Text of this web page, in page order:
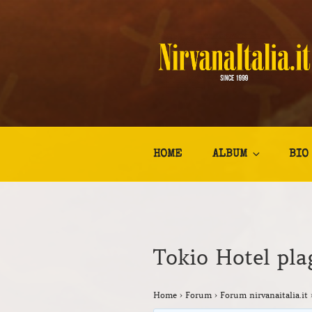
NIRVANA
Kurt Cobain Biografia
HOME ALBUM BIO
Tokio Hotel
Home › Forum › Forum nirvanaitalia.it